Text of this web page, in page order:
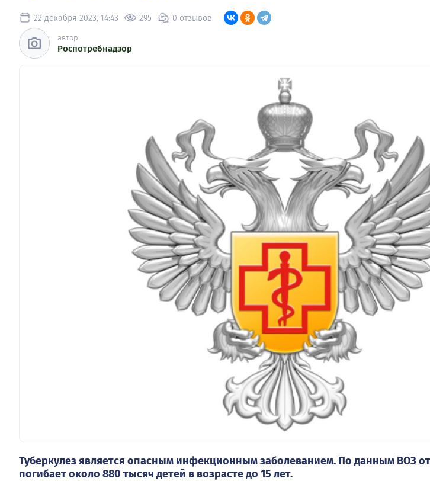
22 декабря 2023, 14:43 295 0 отзывов
автор
Роспотребнадзор
Туберкулез является опасным инфекционным заболеванием. По данным ВОЗ от
погибает около 880 тысяч детей в возрасте до 15 лет.